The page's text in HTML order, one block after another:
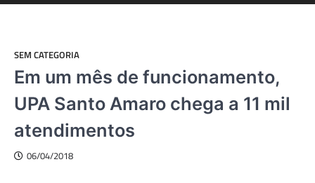
SEM CATEGORIA
Em um mês de funcionamento,
UPA Santo Amaro chega a 11 mil
atendimentos
06/04/2018